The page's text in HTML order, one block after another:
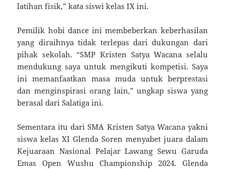
latihan fisik,” kata siswi kelas IX ini.
Pemilik hobi dance ini membeberkan keberhasilan
yang diraihnya tidak terlepas dari dukungan dari
pihak sekolah. “SMP Kristen Satya Wacana selalu
mendukung saya untuk mengikuti kompetisi. Saya
ini memanfaatkan masa muda untuk berprestasi
dan menginspirasi orang lain,” ungkap siswa yang
berasal dari Salatiga ini.
Sementara itu dari SMA Kristen Satya Wacana yakni
siswa kelas XI Glenda Soren menyabet juara dalam
Kejuaraan Nasional Pelajar Lawang Sewu Garuda
Emas Open Wushu Championship 2024. Glenda